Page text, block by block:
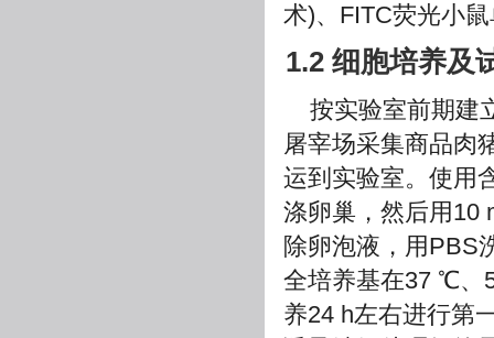
术)、FITC荧光小
1.2 细胞培养及
按实验室前期建
屠宰场采集商品肉
运到实验室。使用
涤卵巢，然后用10
除卵泡液，用PBS
全培养基在37 ℃、
养24 h左右进行第